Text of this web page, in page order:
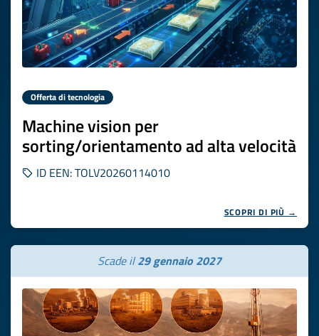
Offerta di tecnologia
Machine vision per
sorting/orientamento ad alta velocità
ID EEN: TOLV20260114010
SCOPRI DI PIÙ →
Scade il29 gennaio 2027